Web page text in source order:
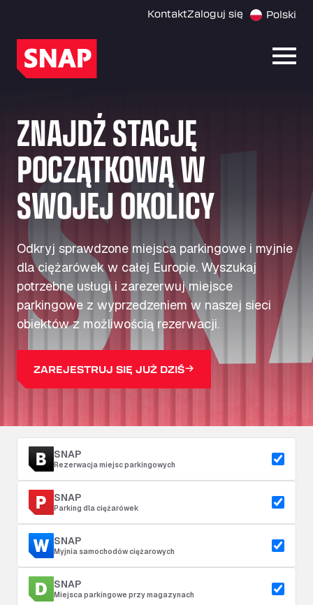
KontaktZaloguj się Polski
ZNAJDŹ STACJĘ
POCZĄTKOWĄ W
SWOJEJ OKOLICY
Odkryj sprawdzone miejsca parkingowe i myjnie
dla ciężarówek w całej Europie. Wyszukaj
potrzebne usługi i zarezerwuj miejsce
parkingowe z wyprzedzeniem w naszej sieci
obiektów z możliwością rezerwacji.
ZAREJESTRUJ SIĘ JUŻ DZIŚ
SNAP
Rezerwacja miejsc parkingowych
SNAP
Parking dla ciężarówek
SNAP
Myjnia samochodów ciężarowych
SNAP
Miejsca parkingowe przy magazynach